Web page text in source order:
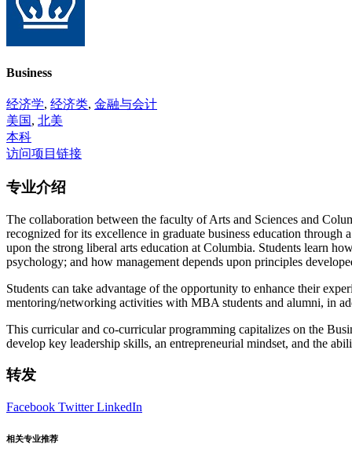
Business
经济学, 经济类, 金融与会计
美国, 北美
本科
访问项目链接
专业介绍
The collaboration between the faculty of Arts and Sciences and
recognized for its excellence in graduate business education
upon the strong liberal arts education at Columbia. Students learn
psychology; and how management depends upon principles
Students can take advantage of the opportunity to enhance their
mentoring/networking activities with MBA students and alumni, in
This curricular and co-curricular programming capitalizes on the
develop key leadership skills, an entrepreneurial mindset, and the
转发
Facebook TwitterLinkedIn
相关专业推荐